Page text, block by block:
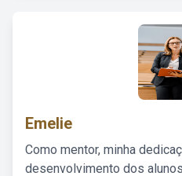
Emelie
Como mentor, minha
desenvolvimento dos